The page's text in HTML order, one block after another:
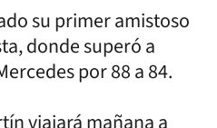
su primer amistoso
donde superó a
por 88 a 84.